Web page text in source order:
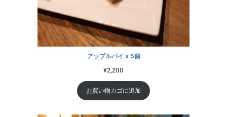
アップルパイ x 5個
¥2,200
お買い物カゴに追加